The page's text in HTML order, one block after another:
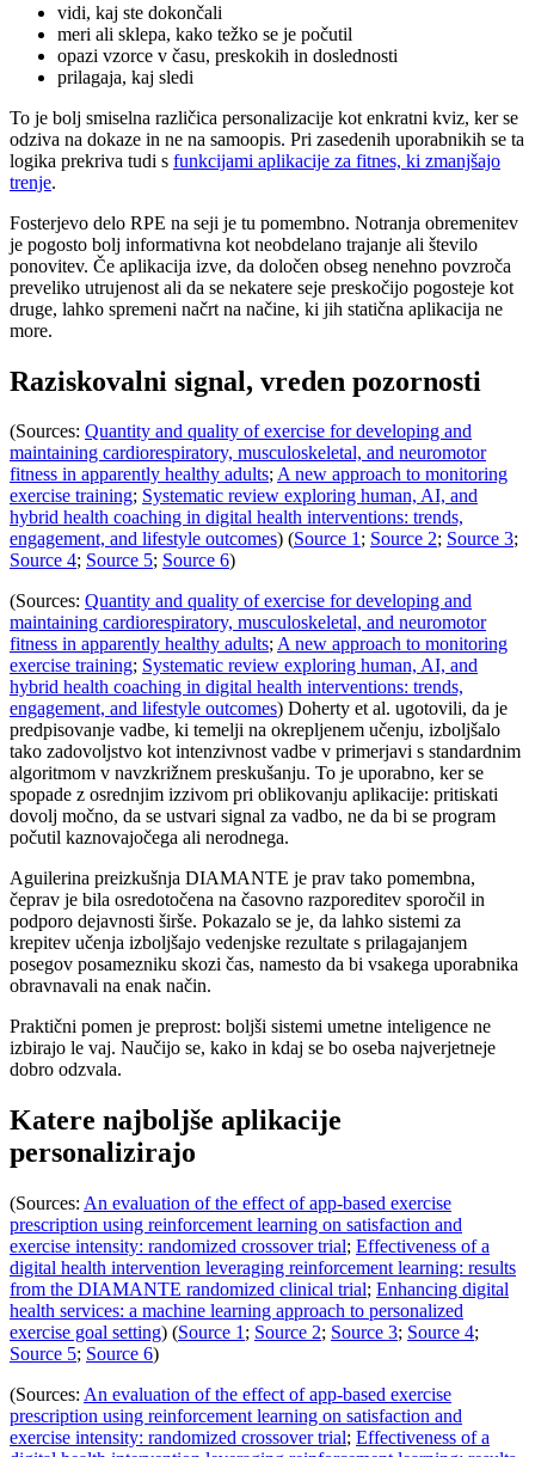
vidi, kaj ste dokončali
meri ali sklepa, kako težko se je počutil
opazi vzorce v času, preskokih in doslednosti
prilagaja, kaj sledi
To je bolj smiselna različica personalizacije kot enkratni kviz, ker se
odziva na dokaze in ne na samoopis. Pri zasedenih uporabnikih se ta
logika prekriva tudi s funkcijami aplikacije za fitnes, ki zmanjšajo
trenje.
Fosterjevo delo RPE na seji je tu pomembno. Notranja obremenitev
je pogosto bolj informativna kot neobdelano trajanje ali število
ponovitev. Če aplikacija izve, da določen obseg nenehno povzroča
preveliko utrujenost ali da se nekatere seje preskočijo pogosteje kot
druge, lahko spremeni načrt na načine, ki jih statična aplikacija ne
more.
Raziskovalni signal, vreden pozornosti
(Sources: Quantity and quality of exercise for developing and
maintaining cardiorespiratory, musculoskeletal, and neuromotor
fitness in apparently healthy adults;A new approach to monitoring
exercise training; Systematic review exploring human, AI, and
hybrid health coaching in digital health interventions: trends,
engagement, and lifestyle outcomes) (Source 1; Source 2; Source 3;
Source 4; Source 5; Source 6)
(Sources: Quantity and quality of exercise for developing and
maintaining cardiorespiratory, musculoskeletal, and neuromotor
fitness in apparently healthy adults;A new approach to monitoring
exercise training; Systematic review exploring human, AI, and
hybrid health coaching in digital health interventions: trends,
engagement, and lifestyle outcomes) Doherty et al. ugotovili, da je
predpisovanje vadbe, ki temelji na okrepljenem učenju, izboljšalo
tako zadovoljstvo kot intenzivnost vadbe v primerjavi s standardnim
algoritmom v navzkrižnem preskušanju. To je uporabno, ker se
spopade z osrednjim izzivom pri oblikovanju aplikacije: pritiskati
dovolj močno, da se ustvari signal za vadbo, ne da bi se program
počutil kaznovajočega ali nerodnega.
Aguilerina preizkušnja DIAMANTE je prav tako pomembna,
čeprav je bila osredotočena na časovno razporeditev sporočil in
podporo dejavnosti širše. Pokazalo se je, da lahko sistemi za
krepitev učenja izboljšajo vedenjske rezultate s prilagajanjem
posegov posamezniku skozi čas, namesto da bi vsakega uporabnika
obravnavali na enak način.
Praktični pomen je preprost: boljši sistemi umetne inteligence ne
izbirajo le vaj. Naučijo se, kako in kdaj se bo oseba najverjetneje
dobro odzvala.
Katere najboljše aplikacije
personalizirajo
(Sources: An evaluation of the effect of app-based exercise
prescription using reinforcement learning on satisfaction and
exercise intensity: randomized crossover trial; Effectiveness of a
digital health intervention leveraging reinforcement learning: results
from the DIAMANTE randomized clinical trial; Enhancing digital
health services: a machine learning approach to personalized
exercise goal setting) (Source 1 ; Source 2; Source 3; Source 4;
Source 5; Source 6)
(Sources: An evaluation of the effect of app-based exercise
prescription using reinforcement learning on satisfaction and
exercise intensity: randomized crossover trial; Effectiveness of a